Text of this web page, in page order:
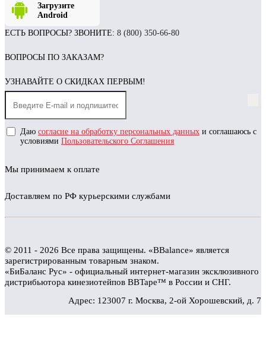
Загрузите
Android
ЕСТЬ ВОПРОСЫ? ЗВОНИТЕ: 8 (800) 350-66-80
ВОПРОСЫ ПО ЗАКАЗАМ?
УЗНАВАЙТЕ О СКИДКАХ ПЕРВЫМ!
Даю согласие на обработку персональных данных и соглашаюсь с
условиями Пользовательского Соглашения
Мы принимаем к оплате
Доставляем по РФ курьерскими службами
© 2011 - 2026 Все права защищены. «BBalance» является
зарегистрированным товарным знаком.
«БиБаланс Рус» - официальный интернет-магазин эксклюзивного
дистрибьютора кинезиотейпов BBTape™ в России и СНГ.
Адрес: 123007 г. Москва, 2-ой Хорошевский, д. 7